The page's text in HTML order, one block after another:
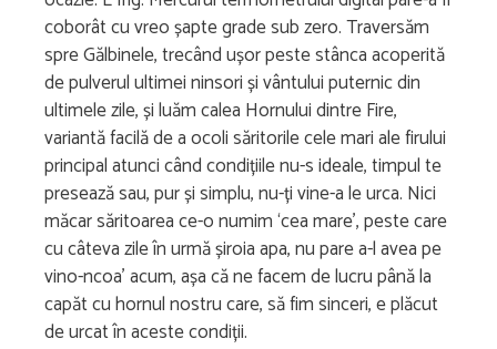
coborât cu vreo șapte grade sub zero. Traversăm
spre Gălbinele, trecând ușor peste stânca acoperită
de pulverul ultimei ninsori și vântului puternic din
ultimele zile, și luăm calea Hornului dintre Fire,
variantă facilă de a ocoli săritorile cele mari ale firului
principal atunci când condițiile nu-s ideale, timpul te
presează sau, pur și simplu, nu-ți vine-a le urca. Nici
măcar săritoarea ce-o numim ‘cea mare’, peste care
cu câteva zile în urmă șiroia apa, nu pare a-l avea pe
vino-ncoa’ acum, așa că ne facem de lucru până la
capăt cu hornul nostru care, să fim sinceri, e plăcut
de urcat în aceste condiții.